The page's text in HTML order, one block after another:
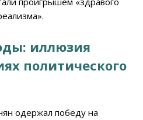
иллюзия
политического
одержал победу на